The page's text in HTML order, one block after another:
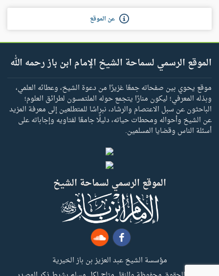
عن الموقع
الموقع الرسمي لسماحة الشيخ الإمام ابن باز رحمه الله
موقع يحوي بين صفحاته جمعًا غزيرًا من دعوة الشيخ، وعطائه العلمي،
وبذله المعرفي؛ ليكون منارًا يتجمع حوله الملتمسون لطرائق العلوم؛
الباحثون عن سبل الاعتصام والرشاد، نبراسًا للمتطلعين إلى معرفة المزيد
عن الشيخ وأحواله ومحطات حياته، دليلًا جامعًا لفتاويه وإجاباته على
أسئلة الناس وقضايا المسلمين.
الموقع الرسمي لسماحة الشيخ
مؤسسة الشيخ عبد العزيز بن باز الخيرية